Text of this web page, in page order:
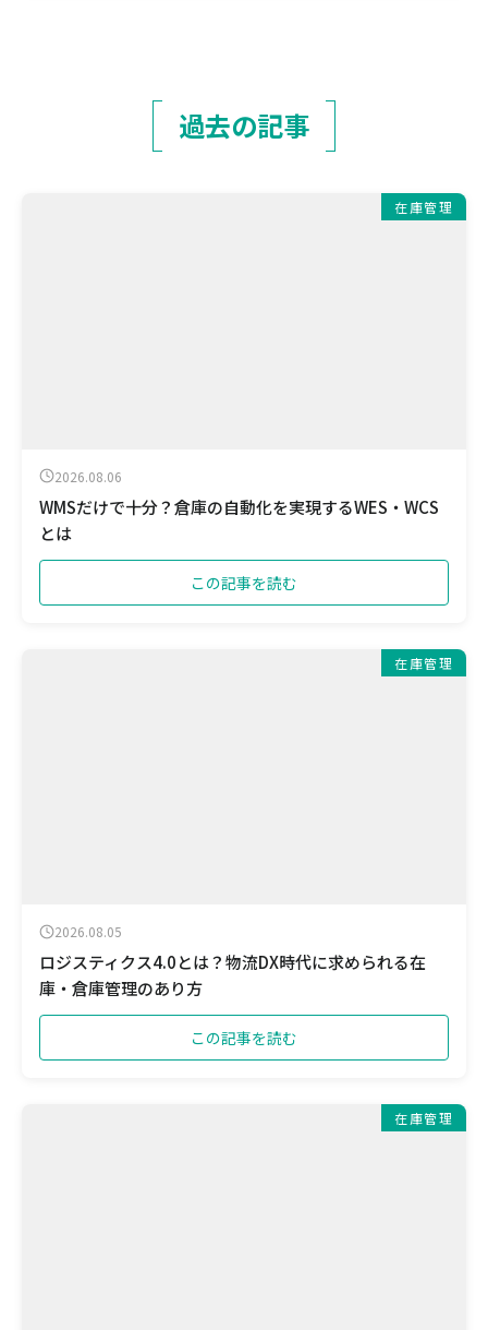
過去の記事
在庫管理
2026.08.06
WMSだけで十分？倉庫の自動化を実現するWES・WCS
とは
この記事を読む
在庫管理
2026.08.05
ロジスティクス4.0とは？物流DX時代に求められる在
庫・倉庫管理のあり方
この記事を読む
在庫管理